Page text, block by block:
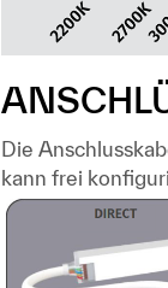
Die
kann frei